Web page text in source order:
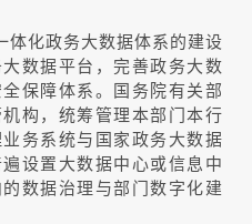
体化政务大数据体系的建设
数据平台，完善政务大数
保障体系。国务院有关部
构，统筹管理本部门本行
务系统与国家政务大数据
设置大数据中心或信息中
数据治理与部门数字化建